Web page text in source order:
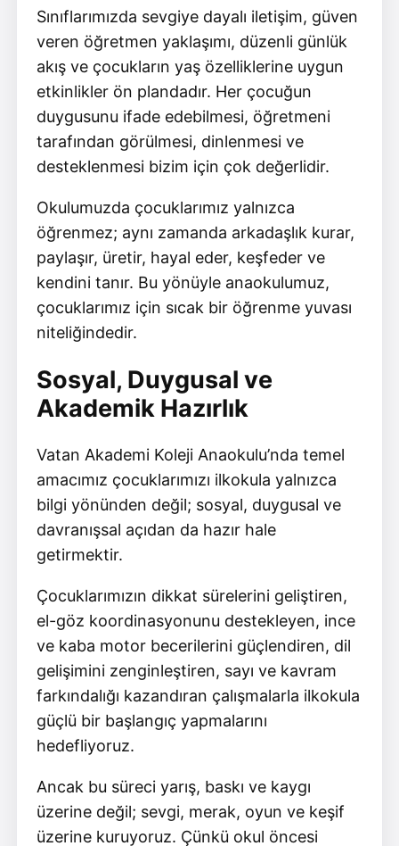
Sınıflarımızda sevgiye dayalı iletişim, güven
veren öğretmen yaklaşımı, düzenli günlük
akış ve çocukların yaş özelliklerine uygun
etkinlikler ön plandadır. Her çocuğun
duygusunu ifade edebilmesi, öğretmeni
tarafından görülmesi, dinlenmesi ve
desteklenmesi bizim için çok değerlidir.
Okulumuzda çocuklarımız yalnızca
öğrenmez; aynı zamanda arkadaşlık kurar,
paylaşır, üretir, hayal eder, keşfeder ve
kendini tanır. Bu yönüyle anaokulumuz,
çocuklarımız için sıcak bir öğrenme yuvası
niteliğindedir.
Sosyal, Duygusal ve
Akademik Hazırlık
Vatan Akademi Koleji Anaokulu’nda temel
amacımız çocuklarımızı ilkokula yalnızca
bilgi yönünden değil; sosyal, duygusal ve
davranışsal açıdan da hazır hale
getirmektir.
Çocuklarımızın dikkat sürelerini geliştiren,
el-göz koordinasyonunu destekleyen, ince
ve kaba motor becerilerini güçlendiren, dil
gelişimini zenginleştiren, sayı ve kavram
farkındalığı kazandıran çalışmalarla ilkokula
güçlü bir başlangıç yapmalarını
hedefliyoruz.
Ancak bu süreci yarış, baskı ve kaygı
üzerine değil; sevgi, merak, oyun ve keşif
üzerine kuruyoruz. Çünkü okul öncesi